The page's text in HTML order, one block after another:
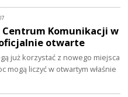
Centrum Komunikacji w
otwarte
już korzystać z nowego miejsca
mogą liczyć w otwartym właśnie